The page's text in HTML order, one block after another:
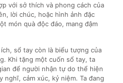
với sở thích và phong cách của
lời chúc, hoặc hình ảnh đặc
món quà độc đáo, mang đậm
sổ tay còn là biểu tượng của
Khi tặng một cuốn sổ tay, ta
để người nhận tự do thể hiện
nghĩ, cảm xúc, kỷ niệm. Ta đang